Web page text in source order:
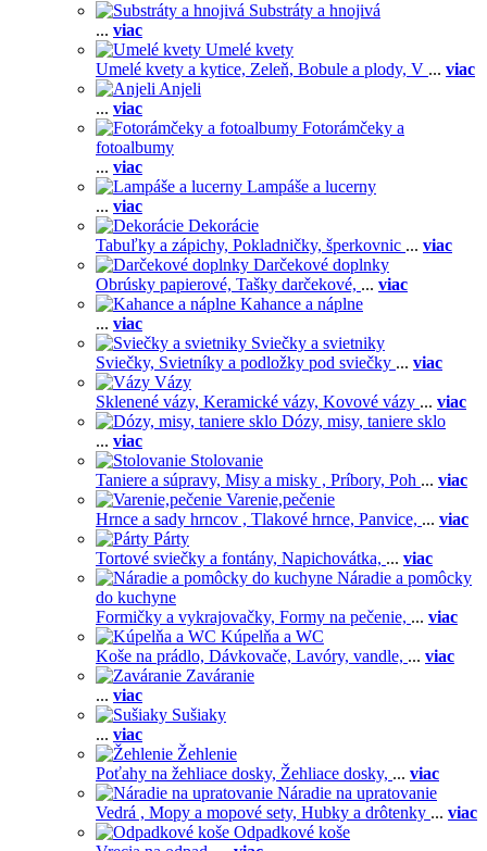
Substráty a hnojivá
... viac
Umelé kvety
Umelé kvety a kytice, Zeleň, Bobule a plody, V ... viac
Anjeli
... viac
Fotorámčeky a
fotoalbumy
... viac
Lampáše a lucerny
... viac
Dekorácie
Tabuľky a zápichy, Pokladničky, šperkovnic ... viac
Darčekové doplnky
Obrúsky papierové, Tašky darčekové, ... viac
Kahance a náplne
... viac
Sviečky a svietniky
Sviečky, Svietníky a podložky pod sviečky ... viac
Vázy
Sklenené vázy, Keramické vázy, Kovové vázy ... viac
Dózy, misy, taniere sklo
... viac
Stolovanie
Taniere a súpravy, Misy a misky , Príbory, Poh ... viac
Varenie,pečenie
Hrnce a sady hrncov , Tlakové hrnce, Panvice, ... viac
Párty
Tortové sviečky a fontány, Napichovátka, ... viac
Náradie a pomôcky
do kuchyne
Formičky a vykrajovačky, Formy na pečenie, ... viac
Kúpelňa a WC
Koše na prádlo, Dávkovače, Lavóry, vandle, ... viac
Zaváranie
... viac
Sušiaky
... viac
Žehlenie
Poťahy na žehliace dosky, Žehliace dosky, ... viac
Náradie na upratovanie
Vedrá , Mopy a mopové sety, Hubky a drôtenky ... viac
Odpadkové koše